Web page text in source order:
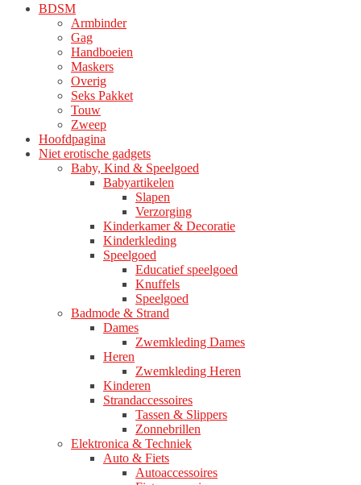
BDSM
Armbinder
Gag
Handboeien
Maskers
Overig
Seks Pakket
Touw
Zweep
Hoofdpagina
Niet erotische gadgets
Baby, Kind & Speelgoed
Babyartikelen
Slapen
Verzorging
Kinderkamer & Decoratie
Kinderkleding
Speelgoed
Educatief speelgoed
Knuffels
Speelgoed
Badmode & Strand
Dames
Zwemkleding Dames
Heren
Zwemkleding Heren
Kinderen
Strandaccessoires
Tassen & Slippers
Zonnebrillen
Elektronica & Techniek
Auto & Fiets
Autoaccessoires